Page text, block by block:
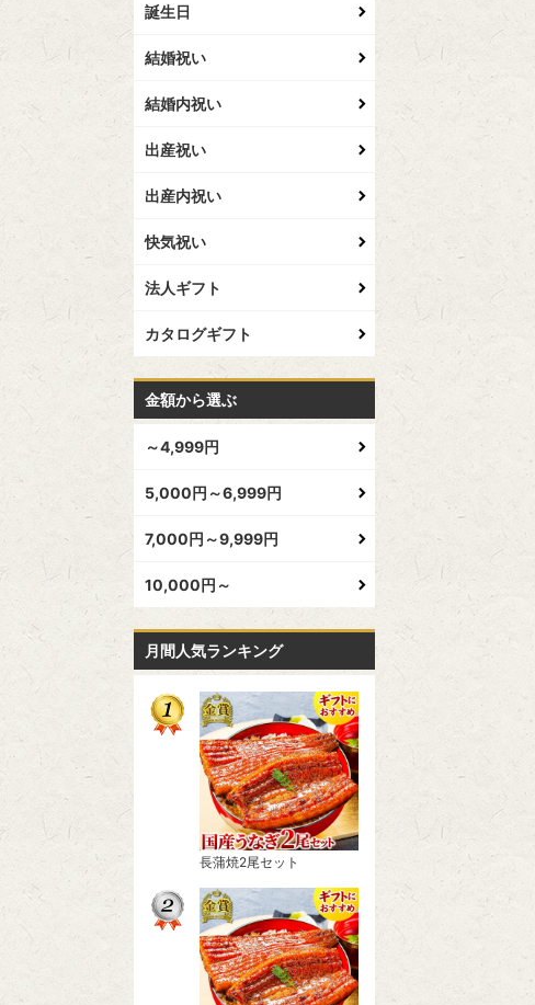
誕生日
結婚祝い
結婚内祝い
出産祝い
出産内祝い
快気祝い
法人ギフト
カタログギフト
金額から選ぶ
～4,999円
5,000円～6,999円
7,000円～9,999円
10,000円～
月間人気ランキング
長蒲焼2尾セット